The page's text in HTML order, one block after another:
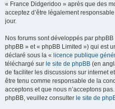
« France Didgeridoo » après que des
acceptez d’être légalement
jour.
Nos forums sont développés par
phpBB » et « phpBB Limited ») qui est
déclaré sous la « licence publique
téléchargé sur le site de phpBB (en
de faciliter les discussions sur internet
être tenu comme responsable de la
acceptons et que nous n’acceptons
phpBB, veuillez consulter le site de